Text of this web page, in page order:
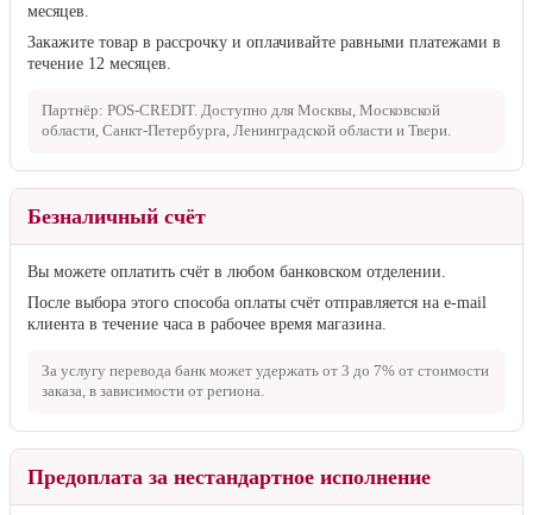
месяцев.
Закажите товар в рассрочку и оплачивайте равными платежами в
течение 12 месяцев.
Партнёр: POS-CREDIT. Доступно для Москвы, Московской
области, Санкт-Петербурга, Ленинградской области и Твери.
Безналичный счёт
Вы можете оплатить счёт в любом банковском отделении.
После выбора этого способа оплаты счёт отправляется на e-mail
клиента в течение часа в рабочее время магазина.
За услугу перевода банк может удержать от 3 до 7% от стоимости
заказа, в зависимости от региона.
Предоплата за нестандартное исполнение